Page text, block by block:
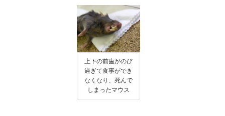
上下の前歯がのび
過ぎて食事ができ
なくなり、死んで
しまったマウス